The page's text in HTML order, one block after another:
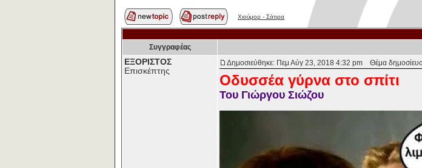
Χιούμορ - Σάτιρα
Συγγραφέας
ΕΞΟΡΙΣΤΟΣ
Επισκέπτης
Δημοσιεύθηκε: Πεμ Αύγ 23, 2018 4:32 pm Θέμα
Οδυσσέα γύρνα στο σπίτι
Του Γιώργου Σιώζου